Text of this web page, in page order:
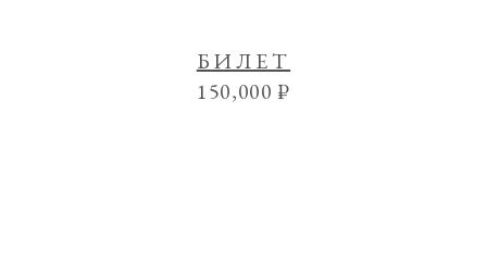
БИЛЕТ
150,000₽